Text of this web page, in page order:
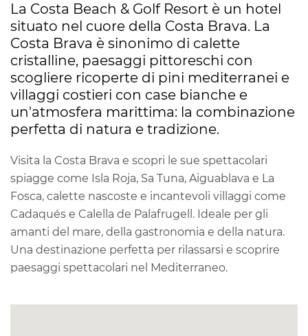
La Costa Beach & Golf Resort è un hotel
situato nel cuore della Costa Brava. La
Costa Brava è sinonimo di calette
cristalline, paesaggi pittoreschi con
scogliere ricoperte di pini mediterranei e
villaggi costieri con case bianche e
un'atmosfera marittima: la combinazione
perfetta di natura e tradizione.
Visita la Costa Brava e scopri le sue spettacolari
spiagge come Isla Roja, Sa Tuna, Aiguablava e La
Fosca, calette nascoste e incantevoli villaggi come
Cadaqués e Calella de Palafrugell. Ideale per gli
amanti del mare, della gastronomia e della natura.
Una destinazione perfetta per rilassarsi e scoprire
paesaggi spettacolari nel Mediterraneo.